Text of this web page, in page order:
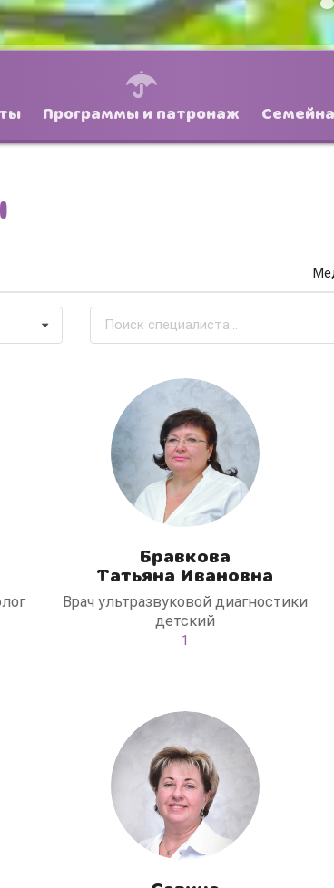
Программы и патронаж
Бравкова
Татьяна Ивановна
Врач ультразвуковой диагностики
детский
1